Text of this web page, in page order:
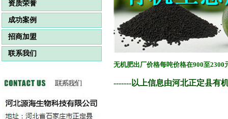
资质荣誉
成功案例
招商加盟
联系我们
无机肥出厂价格每吨价格在900至
-------以上信息由河北正定县有